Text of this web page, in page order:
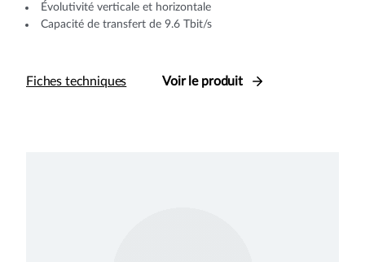
Évolutivité verticale et horizontale
Capacité de transfert de 9.6 Tbit/s
Fiches techniques Voir le produit